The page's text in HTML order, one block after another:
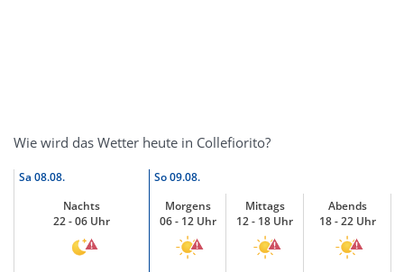
Wie wird das Wetter heute in Collefiorito?
Sa 08.08. So09.08.
Nachts
22 - 06 Uhr
Morgens
06 - 12 Uhr
Mittags
12 - 18 Uhr
Abends
18 - 22 Uhr